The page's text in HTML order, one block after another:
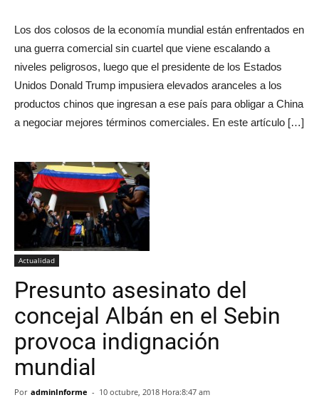
Los dos colosos de la economía mundial están enfrentados en
una guerra comercial sin cuartel que viene escalando a
niveles peligrosos, luego que el presidente de los Estados
Unidos Donald Trump impusiera elevados aranceles a los
productos chinos que ingresan a ese país para obligar a China
a negociar mejores términos comerciales. En este artículo […]
Actualidad
Presunto asesinato del
concejal Albán en el Sebin
provoca indignación
mundial
Por adminInforme - 10 octubre, 2018 Hora:8:47 am